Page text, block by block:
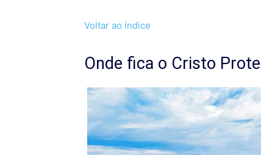
Voltar ao índice
Onde fica o Cristo